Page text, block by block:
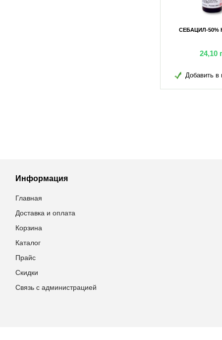
Добавить в избранное
Информация
Главная
Доставка и оплата
Корзина
Каталог
Прайс
Скидки
Связь с администрацией